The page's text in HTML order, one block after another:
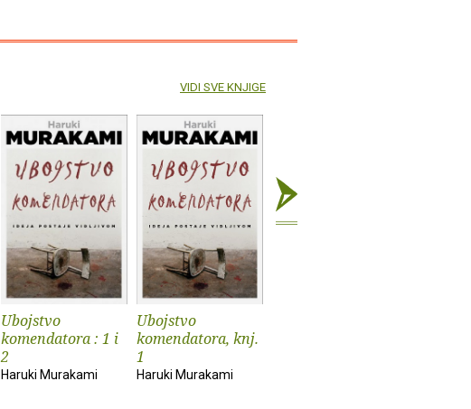
Ubojstvo
komendatora : 1 i
2
Haruki Murakami
Ubojstvo
komendatora, knj.
1
Haruki Murakami
VIDI SVE KNJIGE